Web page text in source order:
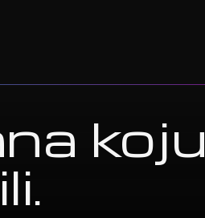
koju